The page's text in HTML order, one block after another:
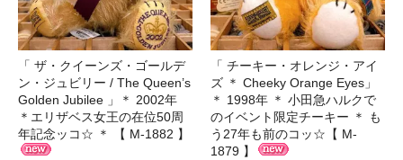
「 ザ・クイーンズ・ゴールデ
ン・ジュビリー / The Queen’s
Golden Jubilee 」＊ 2002年
＊エリザベス女王の在位50周
年記念ッコ☆ ＊ 【 M-1882 】
「 チーキー・オレンジ・アイ
ズ ＊ Cheeky Orange Eyes」
＊ 1998年 ＊ 小田急ハルクで
のイベント限定チーキー ＊ も
う27年も前のコッ☆【 M-
1879 】